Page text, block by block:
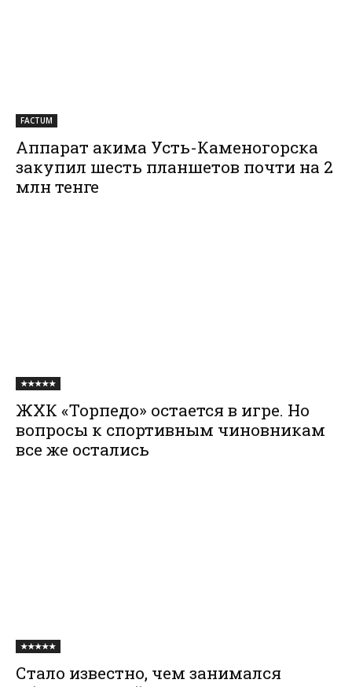
FACTUM
Аппарат акима Усть-Каменогорска
закупил шесть планшетов почти на 2
млн тенге
★★★★★
ЖХК «Торпедо» остается в игре. Но
вопросы к спортивным чиновникам
все же остались
★★★★★
Стало известно, чем занимался